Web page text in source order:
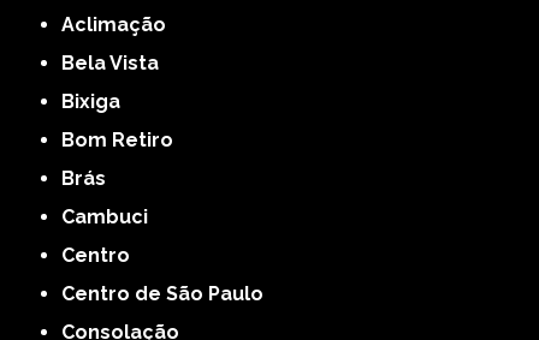
Aclimação
Bela Vista
Bixiga
Bom Retiro
Brás
Cambuci
Centro
Centro de São Paulo
Consolação